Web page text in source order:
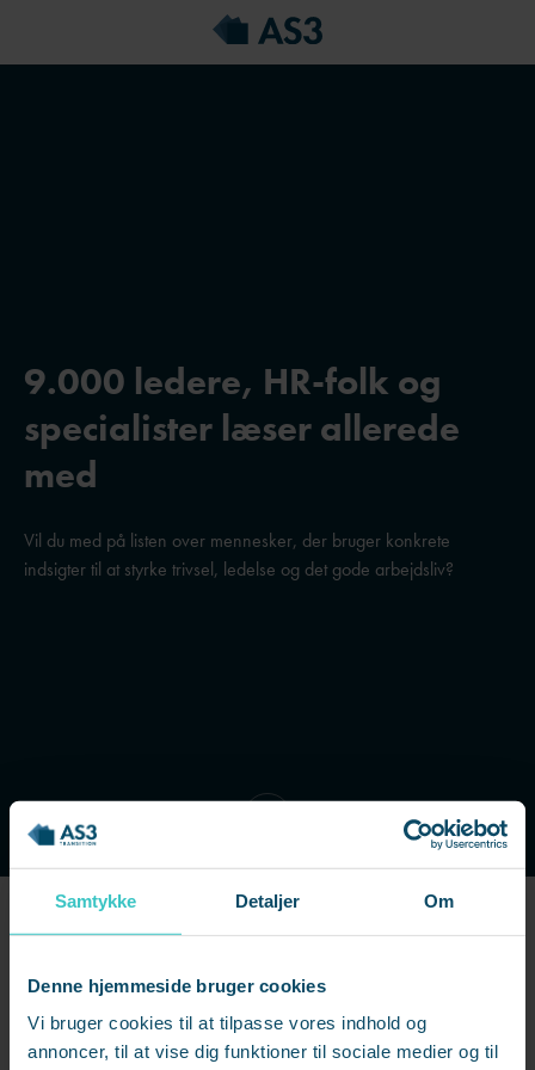
Samtykke Detaljer Om
Denne hjemmeside bruger cookies
Vi bruger cookies til at tilpasse vores indhold og
annoncer, til at vise dig funktioner til sociale medier og til
9.000 ledere, HR-folk og
specialister læser allerede
med
Vil du med på listen over mennesker, der bruger konkrete
indsigter til at styrke trivsel, ledelse og det gode arbejdsliv?
ledelse og sundere arbejdsfællesskaber.
Du bliver en del af en voksende gruppe ledere, specialister og